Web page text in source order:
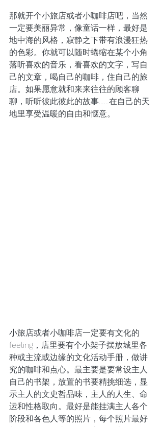
那就开个小旅店或者小咖啡店吧，当然
一定要美丽异常，像童话一样，最好是
地中海的风格，寂静之下带有浪漫狂热
的色彩。你就可以随时蜷缩在某个小角
落听喜欢的音乐，看喜欢的文字，写自
己的文章，喝自己的咖啡，住自己的旅
店。如果愿意就和来来往往的顾客聊
聊，听听彼此彼此的故事……在自己的天
地里享受温暖的自由和惬意。
小旅店或者小咖啡店一定要有文化的
feeling，店里要有个小架子摆放城里各
种或主流或边缘的文化活动手册，做讲
究的咖啡和点心。最主要是要常设主人
自己的书架，放置的书要精挑细选，显
示主人的文史哲品味，主人的人生、命
运和性格取向。最好是能挂满主人各个
阶段和各色人等的照片，每个照片最好